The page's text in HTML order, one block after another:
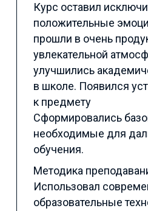
Курс оставил
положительные
прошли в очень
увлекательной
улучшились
в школе. Появился
к предмету
Сформировались
необходимые для
обучения.
Методика
Использовал
образовательные